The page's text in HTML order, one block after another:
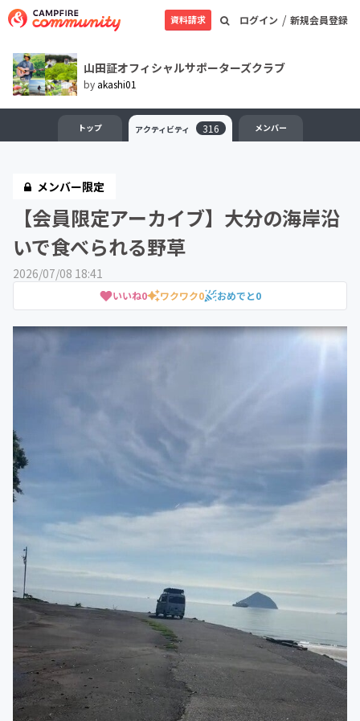
ログイン / 新規会員登録
資料請求
山田証オフィシャルサポーターズクラブ
by akashi01
トップ アクティビティ 316 メンバー
メンバー限定
【会員限定アーカイブ】大分の海岸沿
いで食べられる野草
2026/07/08 18:41
いいね0 ワクワク0 おめでと0